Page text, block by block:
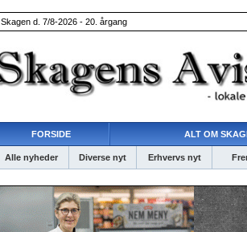
Skagen d. 7/8-2026 - 20. årgang
FORSIDE ALT OM
Alle nyheder Diverse nyt Erhvervs nyt